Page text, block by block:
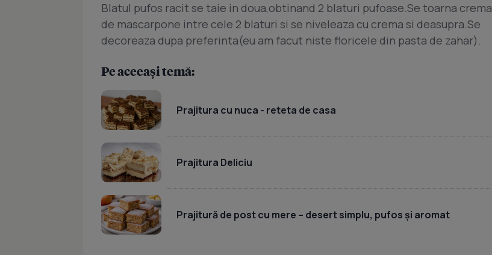
Blatul pufos racit se taie in doua,obtinand 2 blaturi pufoase.Se toarna crema
de mascarpone intre cele 2 blaturi si se niveleaza cu crema si deasupra.Se
decoreaza dupa preferinta(eu am facut niste floricele din pasta de zahar).
Pe aceeași temă:
Prajitura cu nuca - reteta de casa
Prajitura Deliciu
Prajitură de post cu mere – desert simplu, pufos și aromat